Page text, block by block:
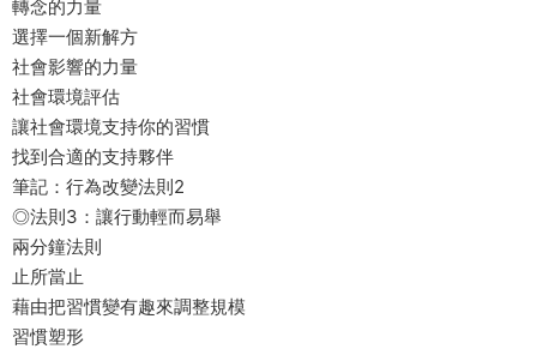
轉念的力量
選擇一個新解方
社會影響的力量
社會環境評估
讓社會環境支持你的習慣
找到合適的支持夥伴
筆記：行為改變法則2
◎法則3：讓行動輕而易舉
兩分鐘法則
止所當止
藉由把習慣變有趣來調整規模
習慣塑形